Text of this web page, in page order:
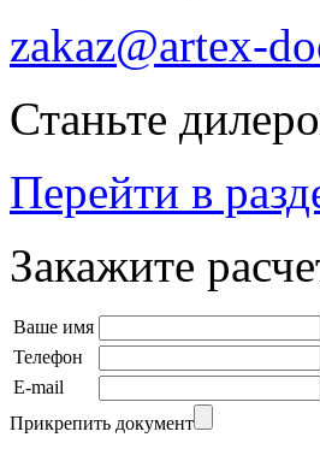
zakaz@artex-
Станьте
Перейти в
Закажите
Ваше имя
Телефон
E-mail
Прикрепить документ